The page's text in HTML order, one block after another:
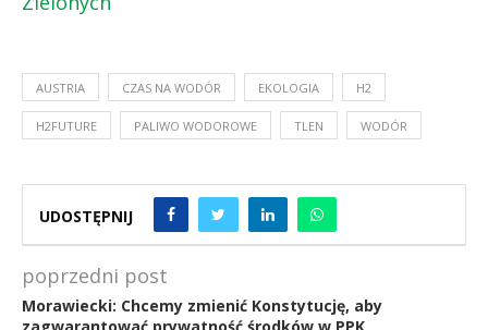
AUSTRIA CZAS NA WODÓR EKOLOGIA H2
H2FUTURE PALIWO WODOROWE TLEN WODÓR
UDOSTĘPNIJ
poprzedni post
Morawiecki: Chcemy zmienić Konstytucję, aby
zagwarantować prywatność środków w PPK